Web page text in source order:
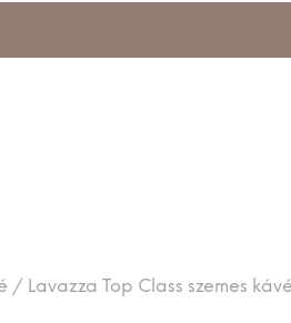
/ Lavazza Top Class szemes